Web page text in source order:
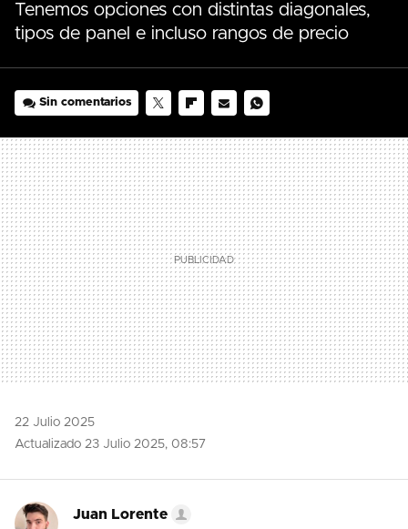
Tenemos opciones con distintas diagonales,
tipos de panel e incluso rangos de precio
Sin comentarios
MAIL
22 Julio 2025
Actualizado 23 Julio 2025, 08:57
Juan Lorente